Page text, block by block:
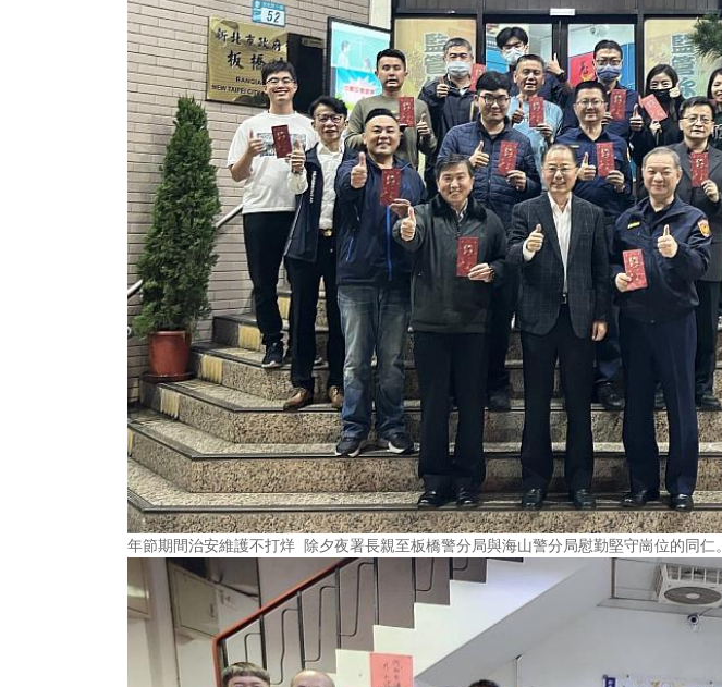
年節期間治安維護不打烊 除夕夜署長親至板橋警分局與海山警分局慰勤堅守崗位的同仁。